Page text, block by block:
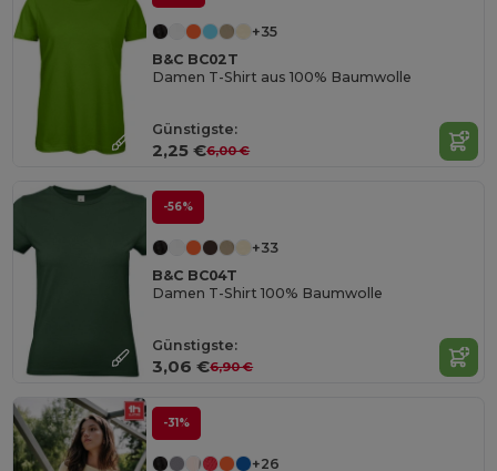
+35
B&C BC02T
Damen T-Shirt aus 100% Baumwolle
Günstigste:
2,25 €6,00 €
-56%
+33
B&C BC04T
Damen T-Shirt 100% Baumwolle
Günstigste:
3,06 €6,90 €
-31%
+26